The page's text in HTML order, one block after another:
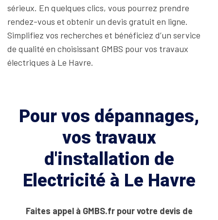
sérieux. En quelques clics, vous pourrez prendre
rendez-vous et obtenir un devis gratuit en ligne.
Simplifiez vos recherches et bénéficiez d’un service
de qualité en choisissant GMBS pour vos travaux
électriques à Le Havre.
Pour vos dépannages,
vos travaux
d'installation de
Electricité à Le Havre
Faites appel à GMBS.fr pour votre devis de